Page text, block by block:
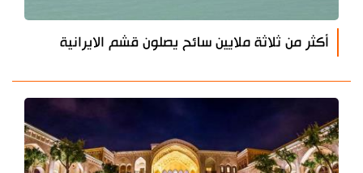
أكثر من ثلاثة ملايين سائح يصلون قشم الايرانية